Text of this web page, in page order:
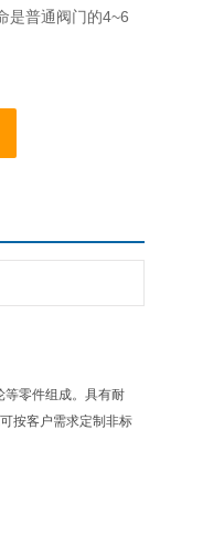
是普通阀门的4~6
等零件组成。具有耐
按客户需求定制非标